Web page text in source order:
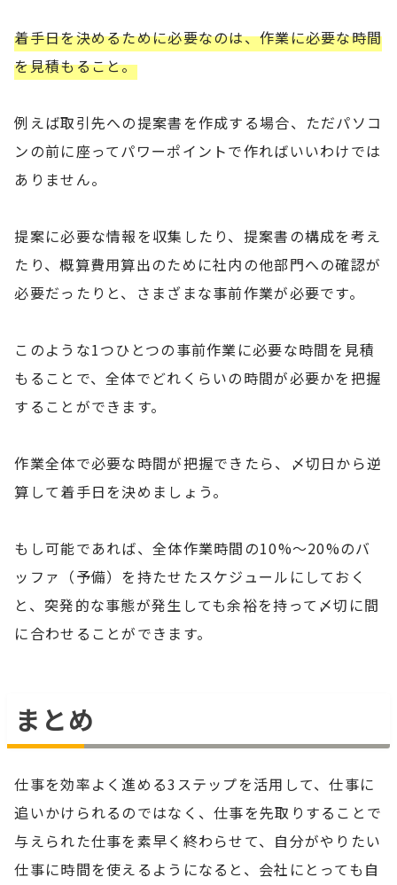
着手日を決めるために必要なのは、作業に必要な時間
を見積もること。
例えば取引先への提案書を作成する場合、ただパソコ
ンの前に座ってパワーポイントで作ればいいわけでは
ありません。
提案に必要な情報を収集したり、提案書の構成を考え
たり、概算費用算出のために社内の他部門への確認が
必要だったりと、さまざまな事前作業が必要です。
このような1つひとつの事前作業に必要な時間を見積
もることで、全体でどれくらいの時間が必要かを把握
することができます。
作業全体で必要な時間が把握できたら、〆切日から逆
算して着手日を決めましょう。
もし可能であれば、全体作業時間の10%～20%のバ
ッファ（予備）を持たせたスケジュールにしておく
と、突発的な事態が発生しても余裕を持って〆切に間
に合わせることができます。
まとめ
仕事を効率よく進める3ステップを活用して、仕事に
追いかけられるのではなく、仕事を先取りすることで
与えられた仕事を素早く終わらせて、自分がやりたい
仕事に時間を使えるようになると、会社にとっても自